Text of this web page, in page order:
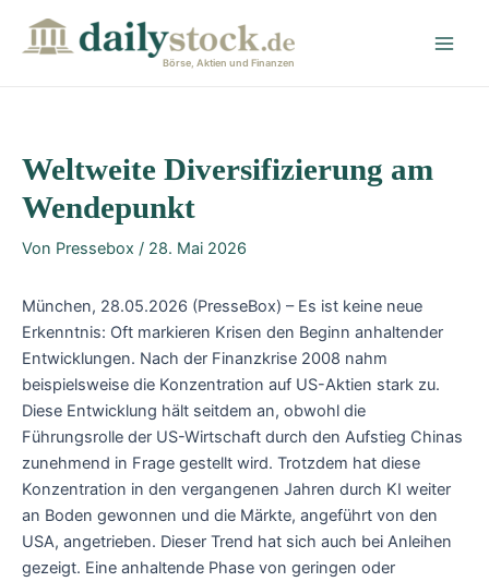
Börse, Aktien und Finanzen
Weltweite Diversifizierung am
Wendepunkt
Von Pressebox / 28. Mai 2026
München, 28.05.2026 (PresseBox) – Es ist keine neue
Erkenntnis: Oft markieren Krisen den Beginn anhaltender
Entwicklungen. Nach der Finanzkrise 2008 nahm
beispielsweise die Konzentration auf US-Aktien stark zu.
Diese Entwicklung hält seitdem an, obwohl die
Führungsrolle der US-Wirtschaft durch den Aufstieg Chinas
zunehmend in Frage gestellt wird. Trotzdem hat diese
Konzentration in den vergangenen Jahren durch KI weiter
an Boden gewonnen und die Märkte, angeführt von den
USA, angetrieben. Dieser Trend hat sich auch bei Anleihen
gezeigt. Eine anhaltende Phase von geringen oder